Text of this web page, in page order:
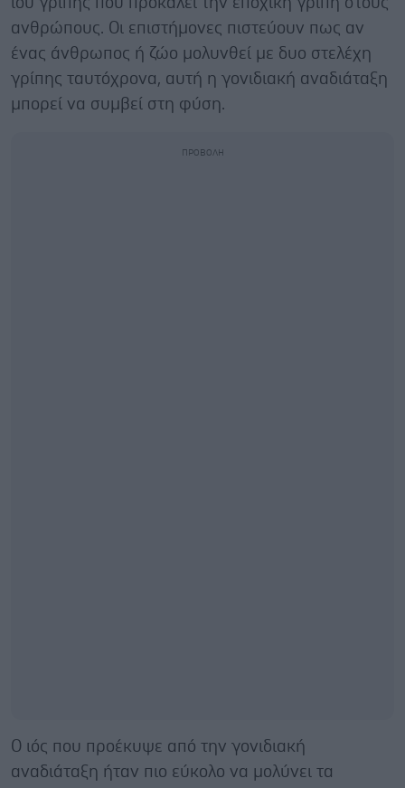
ανθρώπους. Οι επιστήμονες πιστεύουν πως αν
ένας άνθρωπος ή ζώο μολυνθεί με δυο στελέχη
γρίπης ταυτόχρονα, αυτή η γονιδιακή αναδιάταξη
μπορεί να συμβεί στη φύση.
Ο ιός που προέκυψε από την γονιδιακή
αναδιάταξη ήταν πιο εύκολο να μολύνει τα